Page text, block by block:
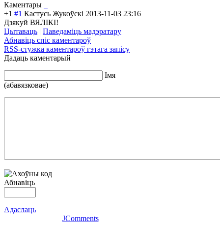
Каментары
+1 #1 Кастусь Жукоўскі 2013-11-03 23:16
Дзякуй ВЯЛІКІ!
Цытаваць | Паведаміць мадэратару
Абнавіць спіс каментароў
RSS-стужка каментароў гэтага запiсу
Дадаць каментарый
Iмя
(абавязковае)
Абнавіць
Адаслаць
JComments